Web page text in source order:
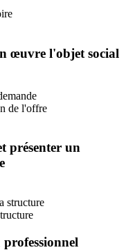
œuvre l'objet social
de l'offre
présenter un
structure